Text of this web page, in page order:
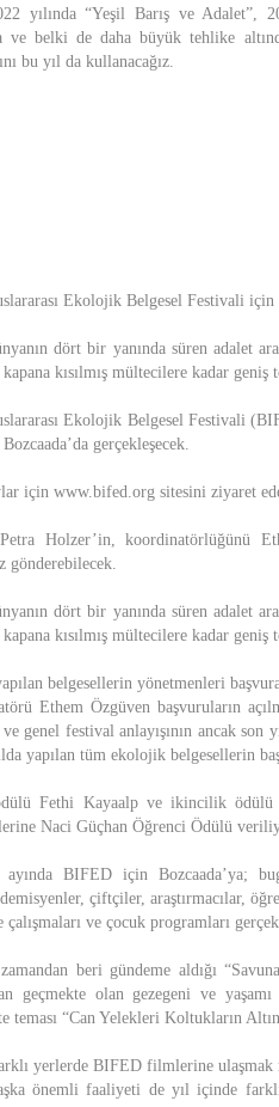
yılında “Yeşil Barış ve Adalet”,
ve belki de daha büyük tehlike
bu yıl da kullanacağız.
Ekolojik Belgesel Festivali için
dört bir yanında süren adalet
kısılmış mültecilere kadar
Ekolojik Belgesel Festivali
gerçekleşecek.
için www.bifed.org sitesini ziyaret
Holzer’in, koordinatörlüğünü
gönderebilecek.
dört bir yanında süren adalet
kısılmış mültecilere kadar
belgesellerin yönetmenleri
Ethem Özgüven başvuruların
genel festival anlayışının ancak
yapılan tüm ekolojik belgesellerin
Fethi Kayaalp ve ikincilik ödülü
Naci Güçhan Öğrenci Ödülü
BIFED için Bozcaada’ya;
çiftçiler, araştırmacılar,
ve çocuk programları
beri gündeme aldığı
geçmekte olan gezegeni ve
teması “Can Yelekleri Koltukların
yerlerde BIFED filmlerine ulaşmak
önemli faaliyeti de yıl içinde